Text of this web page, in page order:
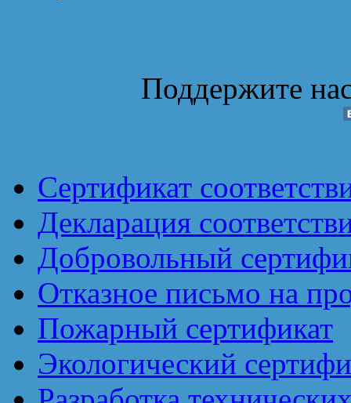
Поддержите
Сертификат
Декларация
Добровольный
Отказное письмо на
Пожарный сертификат
Экологический